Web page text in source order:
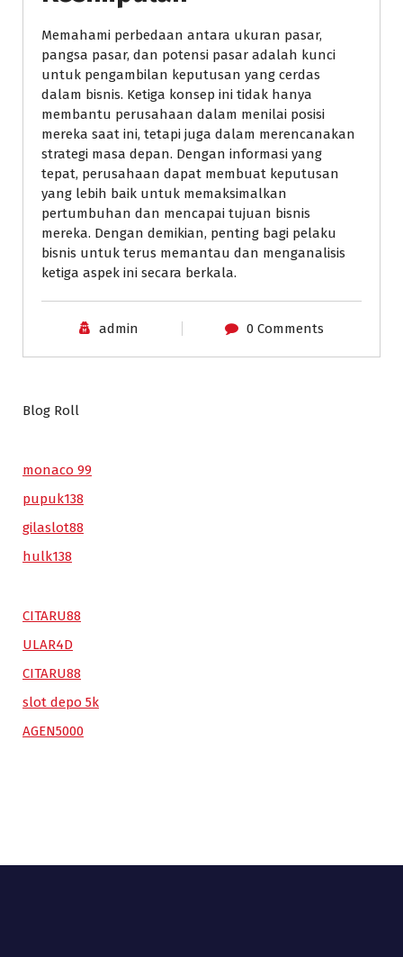
Memahami perbedaan antara ukuran pasar,
pangsa pasar, dan potensi pasar adalah kunci
untuk pengambilan keputusan yang cerdas
dalam bisnis. Ketiga konsep ini tidak hanya
membantu perusahaan dalam menilai posisi
mereka saat ini, tetapi juga dalam merencanakan
strategi masa depan. Dengan informasi yang
tepat, perusahaan dapat membuat keputusan
yang lebih baik untuk memaksimalkan
pertumbuhan dan mencapai tujuan bisnis
mereka. Dengan demikian, penting bagi pelaku
bisnis untuk terus memantau dan menganalisis
ketiga aspek ini secara berkala.
admin 0 Comments
Blog Roll
monaco 99
pupuk138
gilaslot88
hulk138
CITARU88
ULAR4D
CITARU88
slot depo 5k
AGEN5000